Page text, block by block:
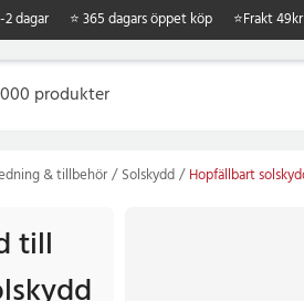
2 dagar ⭐ 365 dagars öppet köp ⭐Frakt
& tillbehör Solskydd Hopfällbart
till